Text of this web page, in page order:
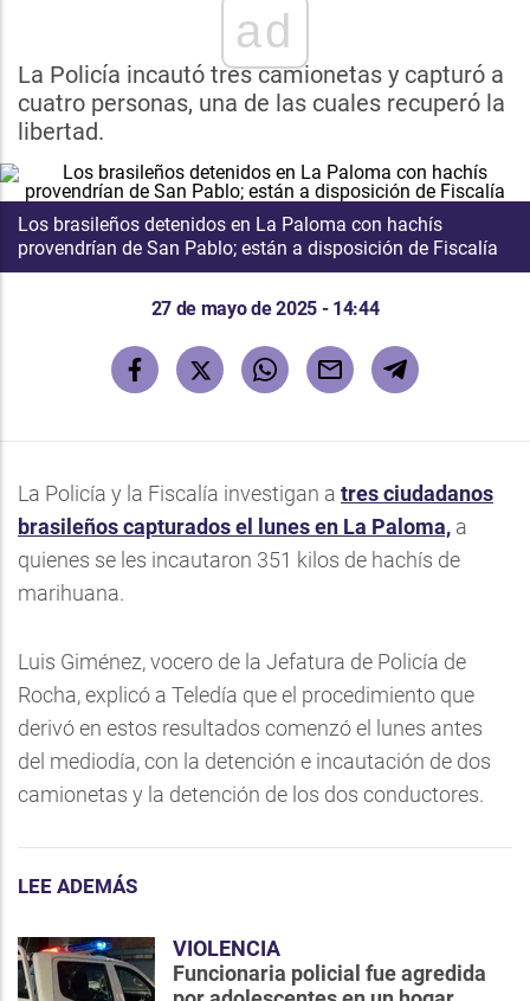
ad
La Policía incautó tres camionetas y capturó a
cuatro personas, una de las cuales recuperó la
libertad.
Los brasileños detenidos en La Paloma con hachís
provendrían de San Pablo; están a disposición de Fiscalía
27 de mayo de 2025 - 14:44
La Policía y la Fiscalía investigan a tres ciudadanos
brasileños capturados el lunes en La Paloma, a
quienes se les incautaron 351 kilos de hachís de
marihuana.
Luis Giménez, vocero de la Jefatura de Policía de
Rocha, explicó a Teledía que el procedimiento que
derivó en estos resultados comenzó el lunes antes
del mediodía, con la detención e incautación de dos
camionetas y la detención de los dos conductores.
LEE ADEMÁS
VIOLENCIA
Funcionaria policial fue agredida